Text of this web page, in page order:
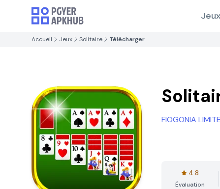
Jeux
Accueil Jeux Solitaire Télécharger
FIOGONIA
4.8
Évaluation